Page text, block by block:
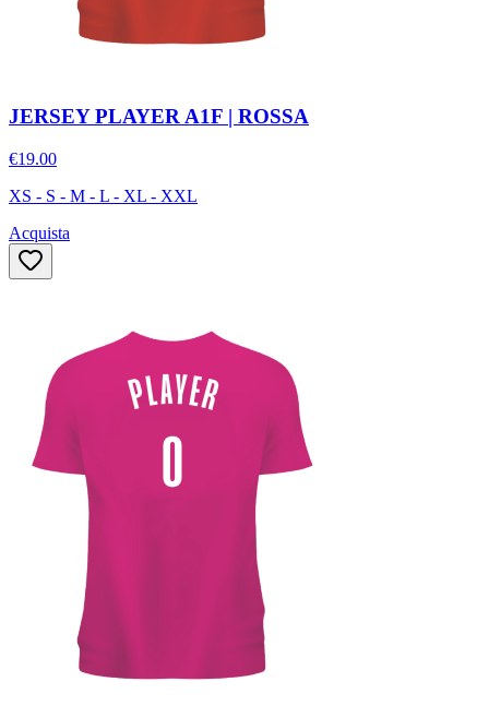
JERSEY PLAYER A1F | ROSSA
€19.00
XS - S - M - L - XL - XXL
Acquista